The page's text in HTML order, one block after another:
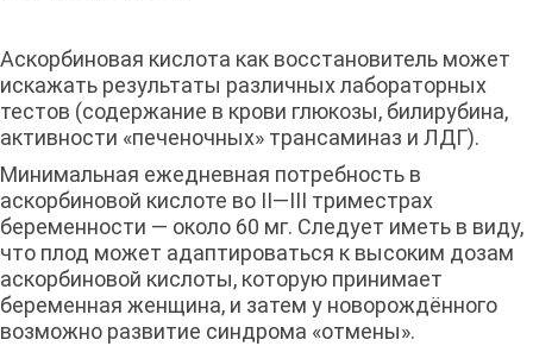
Аскорбиновая кислота как восстановитель может
искажать результаты различных лабораторных
тестов (содержание в крови глюкозы, билирубина,
активности «печеночных» трансаминаз и ЛДГ).
Минимальная ежедневная потребность в
аскорбиновой кислоте во II—III триместрах
беременности — около 60 мг. Следует иметь в виду,
что плод может адаптироваться к высоким дозам
аскорбиновой кислоты, которую принимает
беременная женщина, и затем у новорождённого
возможно развитие синдрома «отмены».